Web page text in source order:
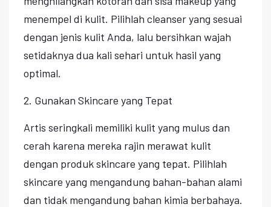
menempel di kulit. Pilihlah cleanser yang sesuai
dengan jenis kulit Anda, lalu bersihkan wajah
setidaknya dua kali sehari untuk hasil yang
optimal.
2. Gunakan Skincare yang Tepat
Artis seringkali memiliki kulit yang mulus dan
cerah karena mereka rajin merawat kulit
dengan produk skincare yang tepat. Pilihlah
skincare yang mengandung bahan-bahan alami
dan tidak mengandung bahan kimia berbahaya.